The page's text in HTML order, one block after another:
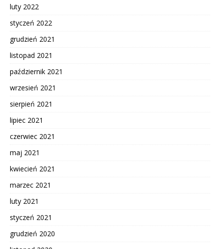
luty 2022
styczeń 2022
grudzień 2021
listopad 2021
październik 2021
wrzesień 2021
sierpień 2021
lipiec 2021
czerwiec 2021
maj 2021
kwiecień 2021
marzec 2021
luty 2021
styczeń 2021
grudzień 2020